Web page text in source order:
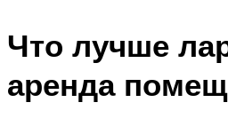
Что лучше
аренда